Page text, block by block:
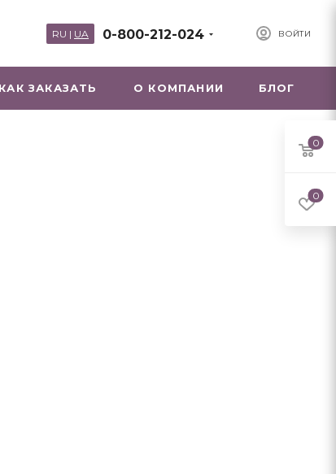
ВОЙТИ
0-800-212-024
RU | UA
КАК ЗАКАЗАТЬ О КОМПАНИИ БЛОГ
0
0